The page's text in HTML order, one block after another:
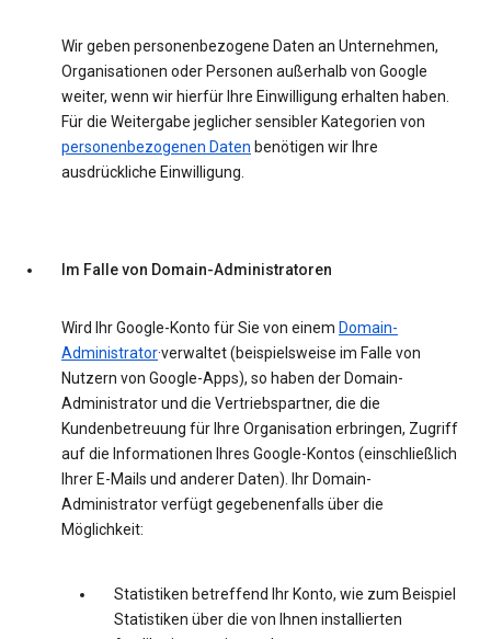
Wir geben personenbezogene Daten an Unternehmen,
Organisationen oder Personen außerhalb von Google
weiter, wenn wir hierfür Ihre Einwilligung erhalten haben.
Für die Weitergabe jeglicher sensibler Kategorien von
personenbezogenen Daten benötigen wir Ihre
ausdrückliche Einwilligung.
Im Falle von Domain-Administratoren
Wird Ihr Google-Konto für Sie von einem Domain-
Administrator·verwaltet (beispielsweise im Falle von
Nutzern von Google-Apps), so haben der Domain-
Administrator und die Vertriebspartner, die die
Kundenbetreuung für Ihre Organisation erbringen, Zugriff
auf die Informationen Ihres Google-Kontos (einschließlich
Ihrer E-Mails und anderer Daten). Ihr Domain-
Administrator verfügt gegebenenfalls über die
Möglichkeit:
Statistiken betreffend Ihr Konto, wie zum Beispiel
Statistiken über die von Ihnen installierten